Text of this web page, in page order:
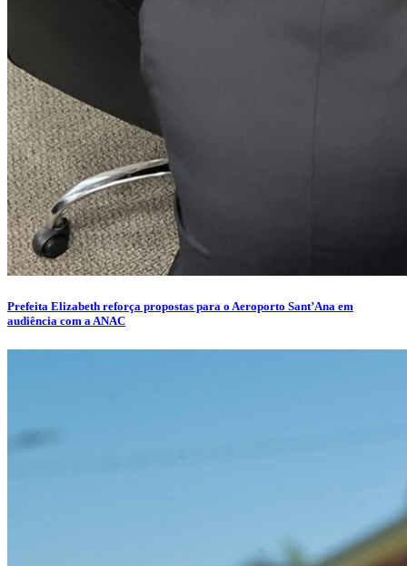
Prefeita Elizabeth reforça propostas para o Aeroporto Sant’Ana em
audiência com a ANAC